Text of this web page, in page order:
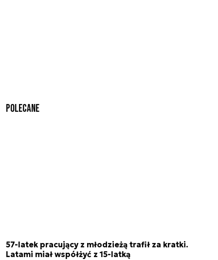
Polecane
57-latek pracujący z młodzieżą trafił za kratki.
Latami miał współżyć z 15-latką